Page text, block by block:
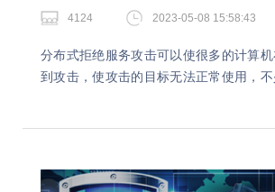
4124 2023-05-08 15:58:43
分布式拒绝服务攻击可以使很多的计算
到攻击，使攻击的目标无法正常使用，不